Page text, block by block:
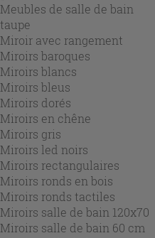
Meubles de salle de bain
taupe
Miroir avec rangement
Miroirs baroques
Miroirs blancs
Miroirs bleus
Miroirs dorés
Miroirs en chêne
Miroirs gris
Miroirs led noirs
Miroirs rectangulaires
Miroirs ronds en bois
Miroirs ronds tactiles
Miroirs salle de bain 120x70
Miroirs salle de bain 60 cm